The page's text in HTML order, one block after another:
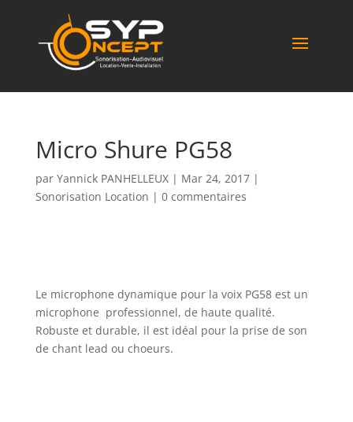
Micro Shure PG58
par Yannick PANHELLEUX| Mar 24, 2017|
Sonorisation Location | 0 commentaires
Le microphone dynamique pour la voix PG58 est un
microphone professionnel, de haute qualité.
Robuste et durable, il est idéal pour la prise de son
de chant lead ou choeurs.